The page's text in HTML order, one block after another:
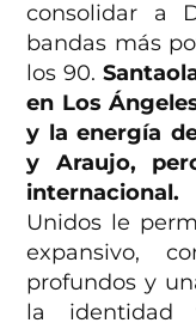
consolidar a
bandas más
los 90.
en Los
y la energía
y Araujo,
internacional.
Unidos le
expansivo,
profundos y
la identidad